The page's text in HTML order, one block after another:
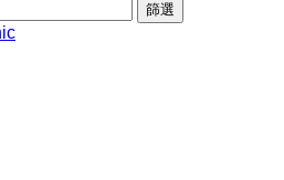
篩選